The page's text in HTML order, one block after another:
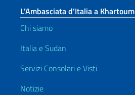
L’Ambasciata d’Italia a Khartoum
Chi siamo
Italia e Sudan
Servizi Consolari e Visti
Notizie